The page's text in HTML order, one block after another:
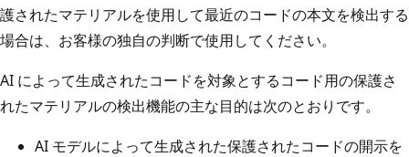
護されたマテリアルを使用して最近のコードの本文を検出する
場合は、お客様の独自の判断で使用してください。
AI によって生成されたコードを対象とするコード用の保護さ
れたマテリアルの検出機能の主な目的は次のとおりです。
AI モデルによって生成された保護されたコードの開示を